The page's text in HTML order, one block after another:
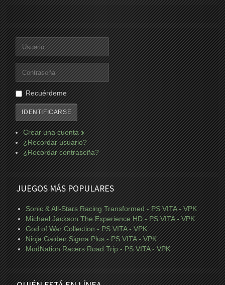
Recuérdeme
IDENTIFICARSE
Crear una cuenta
¿Recordar usuario?
¿Recordar contraseña?
JUEGOS MÁS POPULARES
Sonic & All-Stars Racing Transformed - PS VITA - VPK
Michael Jackson The Experience HD - PS VITA - VPK
God of War Collection - PS VITA - VPK
Ninja Gaiden Sigma Plus - PS VITA - VPK
ModNation Racers Road Trip - PS VITA - VPK